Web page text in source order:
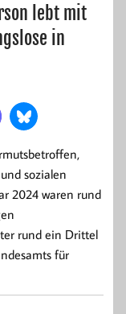
lebt mit
in
sozialen
2024 waren rund
rund ein Drittel
für